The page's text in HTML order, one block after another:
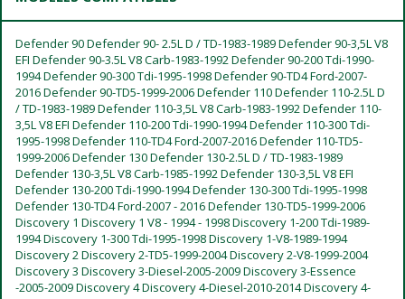
Defender 90 Defender 90- 2.5L D / TD-1983-1989 Defender 90-3,5L V8
EFI Defender 90-3.5L V8 Carb-1983-1992 Defender 90-200 Tdi-1990-
1994 Defender 90-300 Tdi-1995-1998 Defender 90-TD4 Ford-2007-
2016 Defender 90-TD5-1999-2006 Defender 110 Defender 110-2.5L D
/ TD-1983-1989 Defender 110-3,5L V8 Carb-1983-1992 Defender 110-
3,5L V8 EFI Defender 110-200 Tdi-1990-1994 Defender 110-300 Tdi-
1995-1998 Defender 110-TD4 Ford-2007-2016 Defender 110-TD5-
1999-2006 Defender 130 Defender 130-2.5L D / TD-1983-1989
Defender 130-3,5L V8 Carb-1985-1992 Defender 130-3,5L V8 EFI
Defender 130-200 Tdi-1990-1994 Defender 130-300 Tdi-1995-1998
Defender 130-TD4 Ford-2007 - 2016 Defender 130-TD5-1999-2006
Discovery 1 Discovery 1 V8 - 1994 - 1998 Discovery 1-200 Tdi-1989-
1994 Discovery 1-300 Tdi-1995-1998 Discovery 1-V8-1989-1994
Discovery 2 Discovery 2-TD5-1999-2004 Discovery 2-V8-1999-2004
Discovery 3 Discovery 3-Diesel-2005-2009 Discovery 3-Essence
-2005-2009 Discovery 4 Discovery 4-Diesel-2010-2014 Discovery 4-